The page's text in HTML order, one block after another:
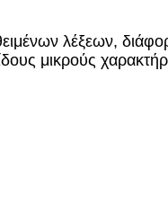
λέξεων,
μικρούς